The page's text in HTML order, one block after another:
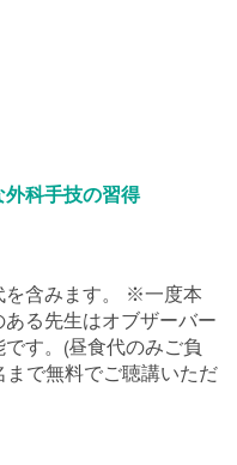
科手技の習得
含みます。 ※一度本
る先生はオブザーバー
す。(昼食代のみご負
で無料でご聴講いただ